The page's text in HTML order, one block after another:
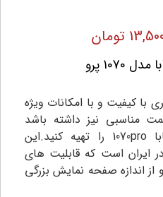
پرو
با کیفیت و با امکانات ویژه
مناسبی نیز داشته باشد
میتوانید آیفون تصویری تابا 1070pro را تهیه کنید.این
ایران است که قابلیت های
از اندازه صفحه نمایش بزرگی